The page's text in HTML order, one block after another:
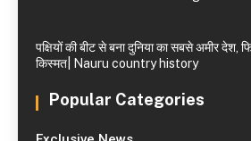
पक्षियों की बीट से बना दुनिया का सबसे अमीर देश,
किस्मत| Nauru country history
Popular Categories